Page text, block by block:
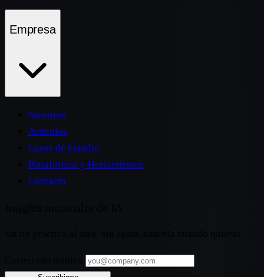
Empresa
Nosotros
Artículos
Casos de Estudio
Plataformas y Herramientas
Contacto